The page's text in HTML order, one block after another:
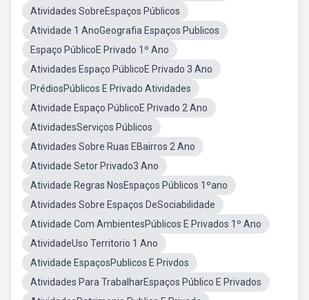
Atividades SobreEspaços Públicos
Atividade 1 AnoGeografia Espaços Publicos
Espaço PúblicoE Privado 1º Ano
Atividades Espaço PúblicoE Privado 3 Ano
PrédiosPúblicos E Privado Atividades
Atividade Espaço PúblicoE Privado 2 Ano
AtividadesServiços Públicos
Atividades Sobre Ruas EBairros 2 Ano
Atividade Setor Privado3 Ano
Atividade Regras NosEspaços Públicos 1ºano
Atividades Sobre Espaços DeSociabilidade
Atividade Com AmbientesPúblicos E Privados 1º Ano
AtividadeUso Territorio 1 Ano
Atividade EspaçosPublicos E Privdos
Atividades Para TrabalharEspaços Público E Privados